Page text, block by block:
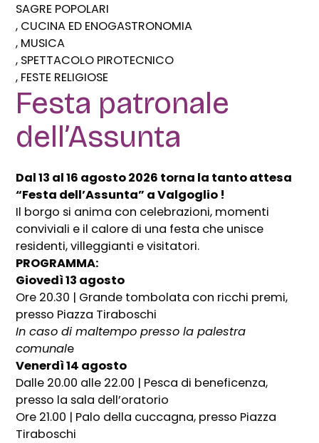
SAGRE POPOLARI
CUCINA ED ENOGASTRONOMIA
MUSICA
SPETTACOLO PIROTECNICO
FESTE RELIGIOSE
Festa patronale
dell’Assunta
Dal 13 al 16 agosto 2026 torna la tanto attesa
“Festa dell’Assunta” a Valgoglio !
Il borgo si anima con celebrazioni, momenti
conviviali e il calore di una festa che unisce
residenti, villeggianti e visitatori.
PROGRAMMA:
Giovedì 13 agosto
Ore 20.30 | Grande tombolata con ricchi premi,
presso Piazza Tiraboschi
In caso di maltempo presso la palestra
comunale
Venerdì 14 agosto
Dalle 20.00 alle 22.00 | Pesca di beneficenza,
presso la sala dell’oratorio
Ore 21.00 | Palo della cuccagna, presso Piazza
Tiraboschi